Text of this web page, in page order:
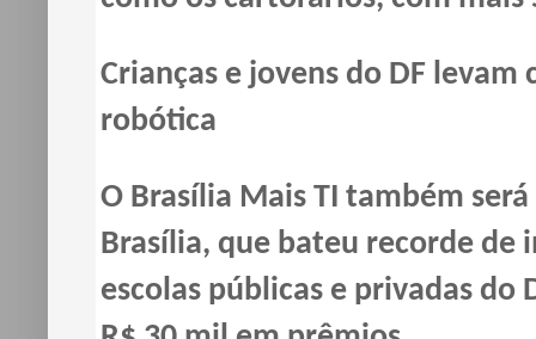
Crianças e jovens do DF
robótica
O Brasília Mais TI também
Brasília, que bateu recorde de
escolas públicas e privadas